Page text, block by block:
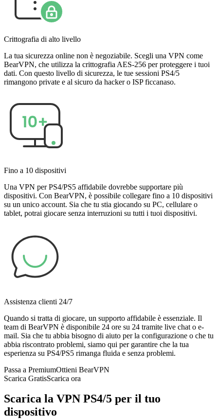
Crittografia di alto livello
La tua sicurezza online non è negoziabile. Scegli una VPN come
BearVPN, che utilizza la crittografia AES-256 per proteggere i tuoi
dati. Con questo livello di sicurezza, le tue sessioni PS4/5
rimangono private e al sicuro da hacker o ISP ficcanaso.
Fino a 10 dispositivi
Una VPN per PS4/PS5 affidabile dovrebbe supportare più
dispositivi. Con BearVPN, è possibile collegare fino a 10 dispositivi
su un unico account. Sia che tu stia giocando su PC, cellulare o
tablet, potrai giocare senza interruzioni su tutti i tuoi dispositivi.
Assistenza clienti 24/7
Quando si tratta di giocare, un supporto affidabile è essenziale. Il
team di BearVPN è disponibile 24 ore su 24 tramite live chat o e-
mail. Sia che tu abbia bisogno di aiuto per la configurazione o che tu
abbia riscontrato problemi, siamo qui per garantire che la tua
esperienza su PS4/PS5 rimanga fluida e senza problemi.
Passa a PremiumOttieni BearVPN
Scarica GratisScarica ora
Scarica la VPN PS4/5 per il tuo
dispositivo